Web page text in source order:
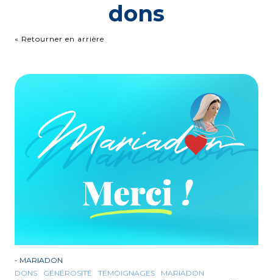
dons
« Retourner en arrière
- MARIADON
DONS
GÉNÉROSITÉ TÉMOIGNAGES MARIADON